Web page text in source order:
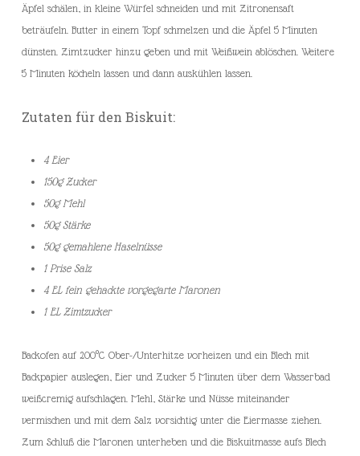
Äpfel schälen, in kleine Würfel schneiden und mit Zitronensaft
beträufeln. Butter in einem Topf schmelzen und die Äpfel 5 Minuten
dünsten. Zimtzucker hinzu geben und mit Weißwein ablöschen. Weitere
5 Minuten köcheln lassen und dann auskühlen lassen.
Zutaten für den Biskuit:
4 Eier
150g Zucker
50g Mehl
50g Stärke
50g gemahlene Haselnüsse
1 Prise Salz
4 EL fein gehackte vorgegarte Maronen
1 EL Zimtzucker
Backofen auf 200°C Ober-/Unterhitze vorheizen und ein Blech mit
Backpapier auslegen, Eier und Zucker 5 Minuten über dem Wasserbad
weißcremig aufschlagen. Mehl, Stärke und Nüsse miteinander
vermischen und mit dem Salz vorsichtig unter die Eiermasse ziehen.
Zum Schluß die Maronen unterheben und die Biskuitmasse aufs Blech